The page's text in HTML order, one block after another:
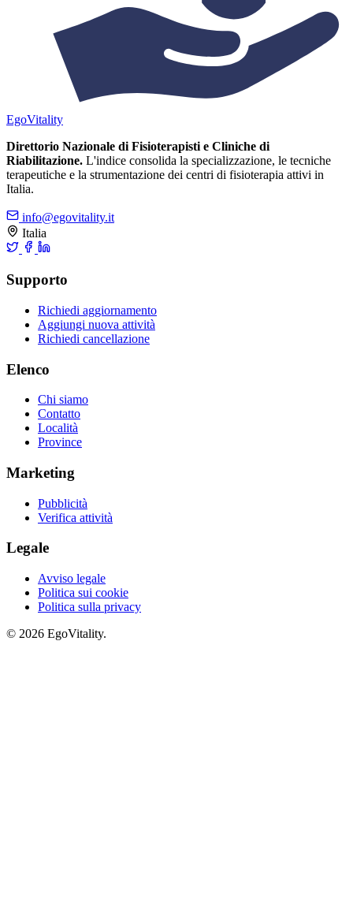
EgoVitality
Direttorio Nazionale di Fisioterapisti e Cliniche di
Riabilitazione. L'indice consolida la specializzazione, le tecniche
terapeutiche e la strumentazione dei centri di fisioterapia attivi in
Italia.
info@egovitality.it
Italia
Supporto
Richiedi aggiornamento
Aggiungi nuova attività
Richiedi cancellazione
Elenco
Chi siamo
Contatto
Località
Province
Marketing
Pubblicità
Verifica attività
Legale
Avviso legale
Politica sui cookie
Politica sulla privacy
© 2026 EgoVitality.